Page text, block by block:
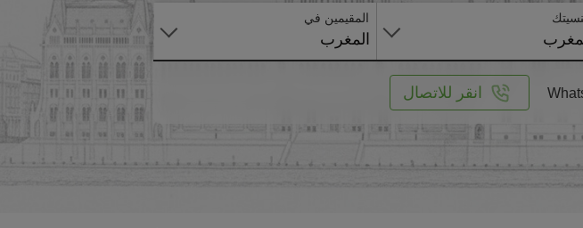
المقيمين في
المغرب
انقر للاتصال